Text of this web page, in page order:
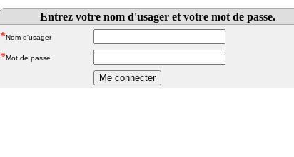
Entrez votre nom d'usager et votre mot de passe.
*Nom d'usager
*Mot de passe